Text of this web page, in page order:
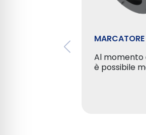
MARCATORE
Al momento
è possibile